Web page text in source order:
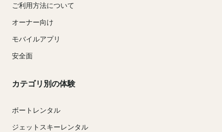
ご利用方法について
オーナー向け
モバイルアプリ
安全面
カテゴリ別の体験
ボートレンタル
ジェットスキーレンタル